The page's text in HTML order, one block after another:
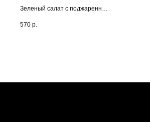
Зеленый салат с поджаренным
красным луком, каплей
570 р.